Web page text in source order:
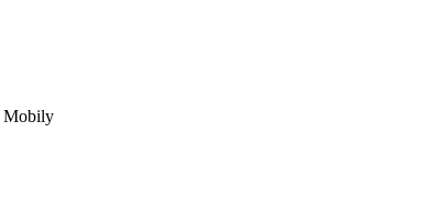
Mobily